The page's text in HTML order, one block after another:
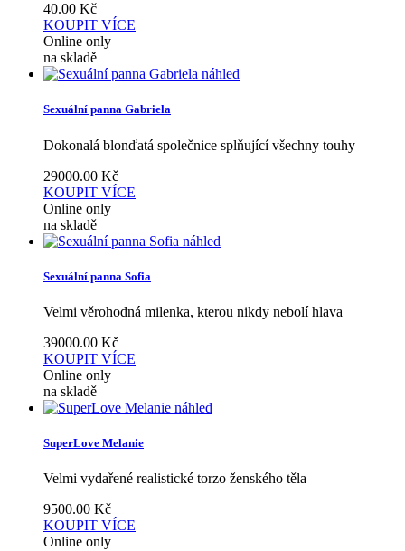
40.00 Kč
KOUPIT VÍCE
Online only
na skladě
náhled
Sexuální panna Gabriela
Dokonalá blonďatá společnice splňující všechny touhy
29000.00 Kč
KOUPIT VÍCE
Online only
na skladě
náhled
Sexuální panna Sofia
Velmi věrohodná milenka, kterou nikdy nebolí hlava
39000.00 Kč
KOUPIT VÍCE
Online only
na skladě
náhled
SuperLove Melanie
Velmi vydařené realistické torzo ženského těla
9500.00 Kč
KOUPIT VÍCE
Online only